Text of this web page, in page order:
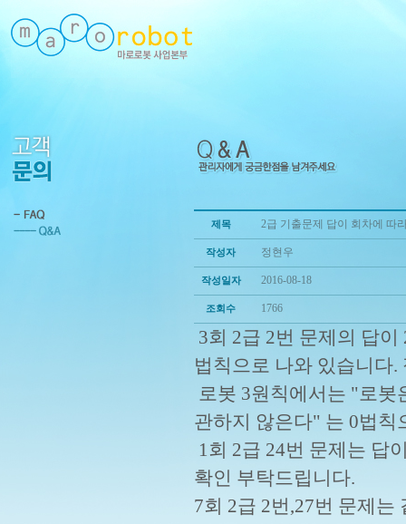
제목 2급 기출문제 답이 회차에 따
작성자 정현우
작성일자 2016-08-18
조회수 1766
3회 2급 2번 문제의 답
법칙으로 나와 있습니다.
로봇 3원칙에서는 "로봇
관하지 않은다" 는 0법칙
1회 2급 24번 문제는 답
확인 부탁드립니다.
7회 2급 2번,27번 문제